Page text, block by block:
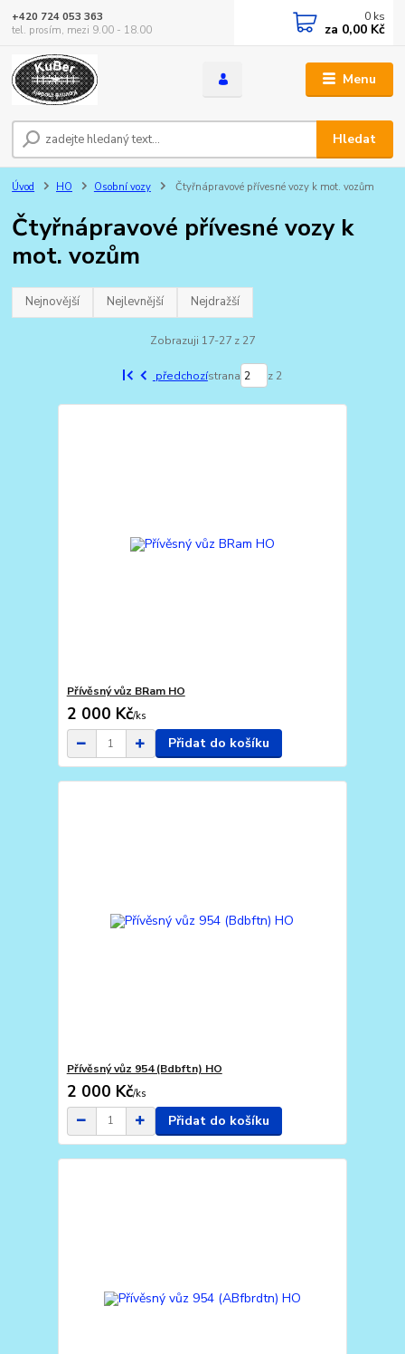
Menu
Hledat
+420 724 053 363
tel. prosím, mezi 9.00 - 18.00
0 ks
za 0,00 Kč
Úvod HO Osobní vozy Čtyřnápravové přívesné vozy k mot. vozům
Čtyřnápravové přívesné vozy k
mot. vozům
Nejnovější Nejlevnější Nejdražší
Zobrazuji 17-27 z 27
předchozístrana z 2
Přívěsný vůz BRam HO
2 000 Kč/ks
Přidat do košíku
Přívěsný vůz 954 (Bdbftn) HO
2 000 Kč/ks
Přidat do košíku